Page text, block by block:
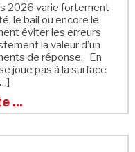
2026 varie fortement
le bail ou encore le
éviter les erreurs
la valeur d’un
de réponse. En
joue pas à la surface
...